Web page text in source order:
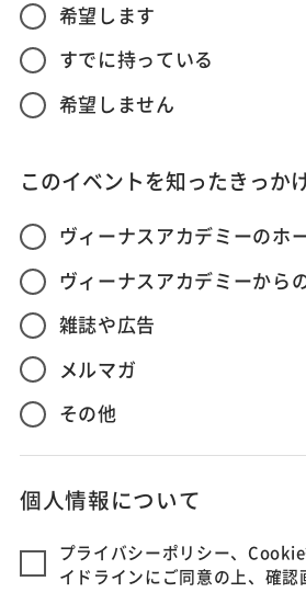
希望します
すでに持っている
希望しません
このイベントを知ったきっか
ヴィーナスアカデミーのホ
ヴィーナスアカデミーから
雑誌や広告
メルマガ
その他
個人情報について
プライバシーポリシー、
イドラインにご同意の上、確